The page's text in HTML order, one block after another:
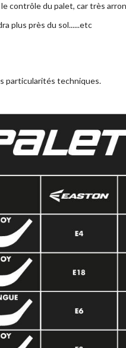
contrôle du palet, car très
plus près du sol......etc
particularités techniques.